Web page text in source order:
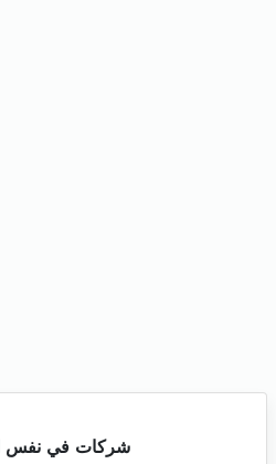
شركات في نفس